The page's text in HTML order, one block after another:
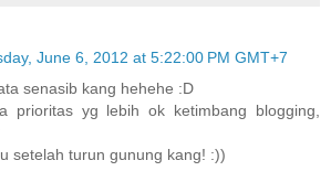
June 6, 2012 at 5:22:00 PM GMT+7
senasib kang hehehe :D
prioritas yg lebih ok ketimbang blogging,
setelah turun gunung kang! :))